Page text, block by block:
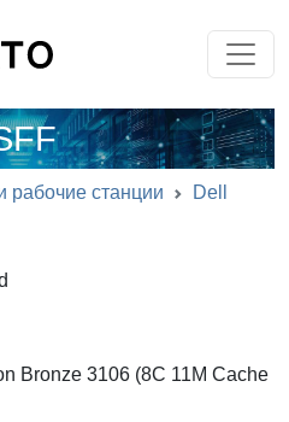
рабочие станции
Dell
Bronze 3106 (8C 11M Cache